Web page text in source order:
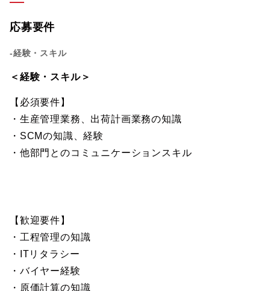
応募要件
-経験・スキル
＜経験・スキル＞
【必須要件】
・生産管理業務、出荷計画業務の知識
・SCMの知識、経験
・他部門とのコミュニケーションスキル
【歓迎要件】
・工程管理の知識
・ITリタラシー
・バイヤー経験
・原価計算の知識